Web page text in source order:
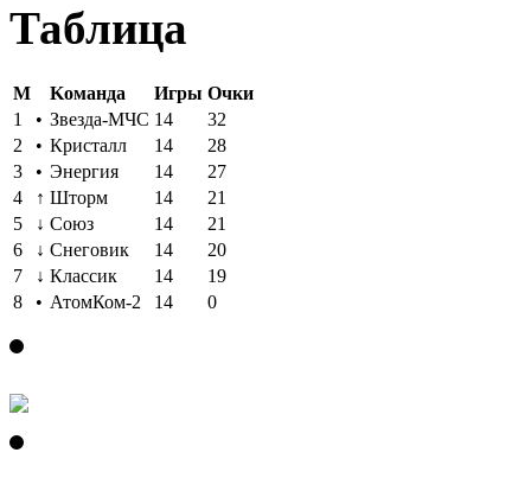
Таблица
M Kоманда Игры Oчки
1
• Звезда-МЧС 14
32
2
• Кристалл 14
28
3
• Энергия 14
27
4
↑ Шторм 14
21
5
↓ Союз 14
21
6
↓ Снеговик 14
20
7
↓ Классик 14
19
8
• АтомКом-2 14 0